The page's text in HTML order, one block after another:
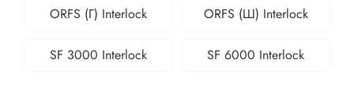
ORFS (Г) Interlock ORFS (Ш) Interlock
SF 3000 Interlock SF 6000 Interlock